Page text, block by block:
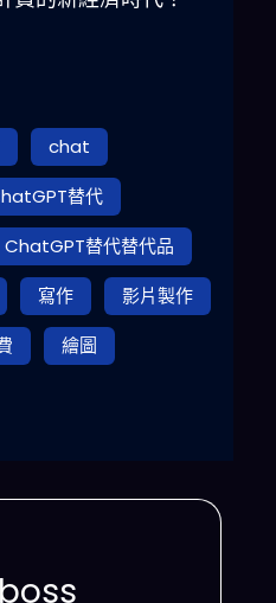
chat
替代
ChatGPT替代替代品
寫作
影片製作
繪圖